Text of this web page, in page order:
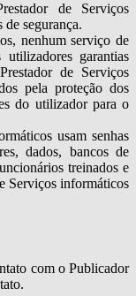
de Serviços
segurança.
nenhum serviço de
garantias
de Serviços
pela proteção dos
do utilizador para o
usam senhas
dados, bancos de
treinados e
Serviços informáticos
com o Publicador